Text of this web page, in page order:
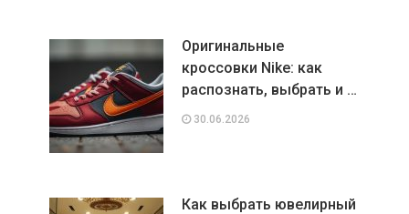
Оригинальные
кроссовки Nike: как
распознать, выбрать и …
30.06.2026
Как выбрать ювелирный